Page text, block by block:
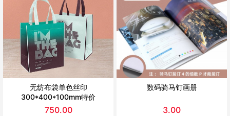
无纺布袋单色丝印
300*400*100mm特价
750.00
数码骑马钉画册
3.00